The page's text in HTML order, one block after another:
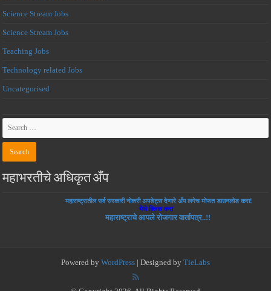
Science Stream Jobs
Science Stream Jobs
Teaching Jobs
Technology related Jobs
Uncategorised
महाभरतीचे अधिकृत अँप
महाराष्ट्रातील सर्व सरकारी नोकरी अपडेट्स देणारे अँप लगेच मोफत डाउनलोड करा!
येथे क्लिक करा
महाराष्ट्राचे आपले रोजगार वार्तापत्र..!!
Powered by WordPress | Designed by TieLabs